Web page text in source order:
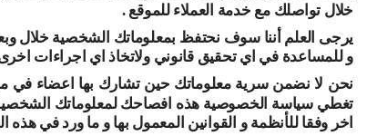
خلال تواصلك مع خدمة العملاء للموقع .
يرجى العلم أننا سوف نحتفظ بمعلوماتك الشخصية خلال
و للمساعدة في اي تحقيق قانوني ولاتخاذ اي اجراءات
نحن لا نضمن سرية معلوماتك حين تشارك بها اعضاء في
تغطي سياسة الخصوصية هذه افصاحك لمعلوماتك
اخر وفقا للأنظمة و القوانين المعمول بها و ما ورد في هذه